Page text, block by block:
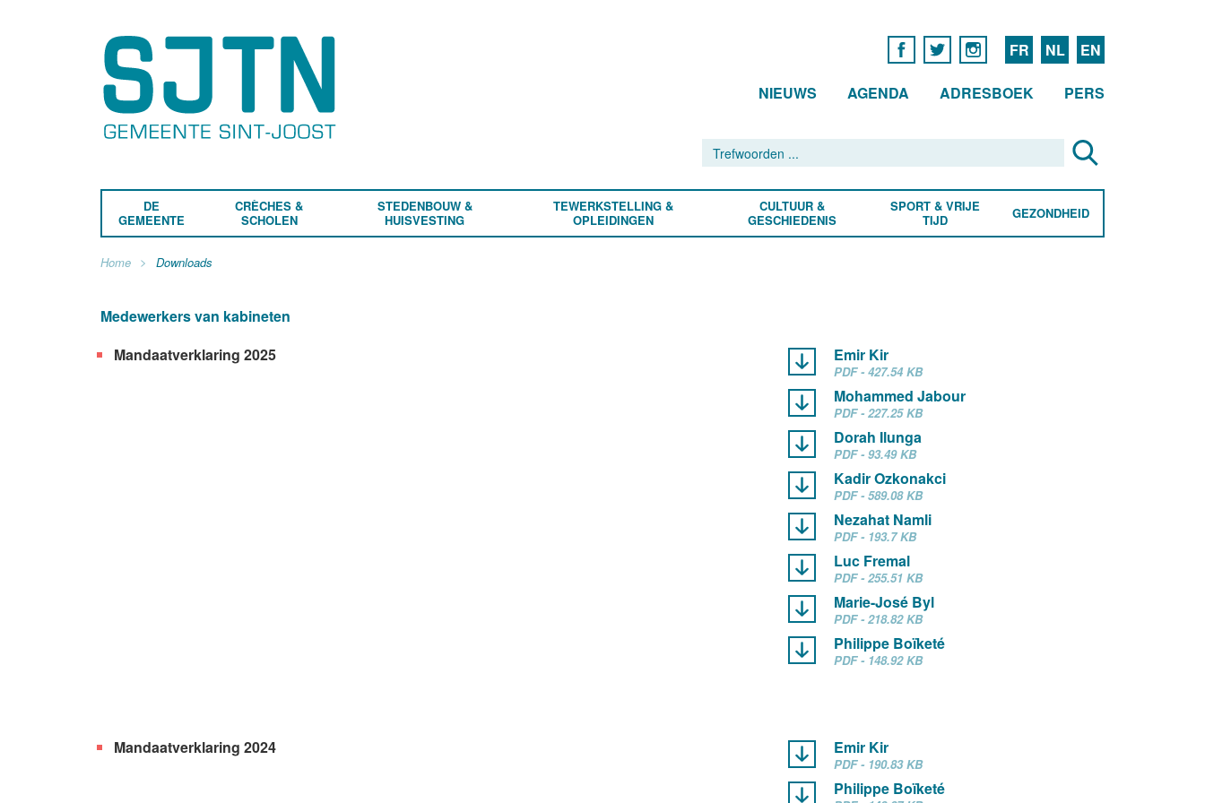
FR NL EN
NIEUWS AGENDA ADRESBOEK PERS
DE
GEMEENTE
CRÈCHES &
SCHOLEN
STEDENBOUW &
HUISVESTING
TEWERKSTELLING &
OPLEIDINGEN
CULTUUR &
GESCHIEDENIS
SPORT & VRIJE
TIJD
GEZONDHEID
Home Downloads
Medewerkers van kabineten
Mandaatverklaring 2025
Emir Kir
PDF - 427.54 KB
Mohammed Jabour
PDF - 227.25 KB
Dorah Ilunga
PDF - 93.49 KB
Kadir Ozkonakci
PDF - 589.08 KB
Nezahat Namli
PDF - 193.7 KB
Luc Fremal
PDF - 255.51 KB
Marie-José Byl
PDF - 218.82 KB
Philippe Boïketé
PDF - 148.92 KB
Mandaatverklaring 2024 Emir Kir
PDF - 190.83 KB
Philippe Boïketé